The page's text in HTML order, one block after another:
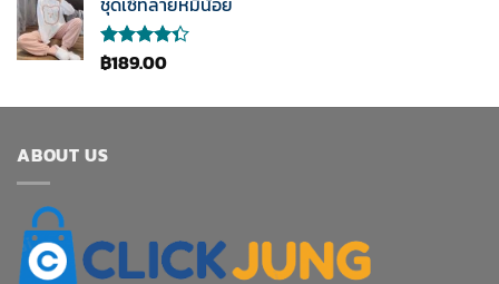
คะแนน
ให้
฿189.00
ABOUT US